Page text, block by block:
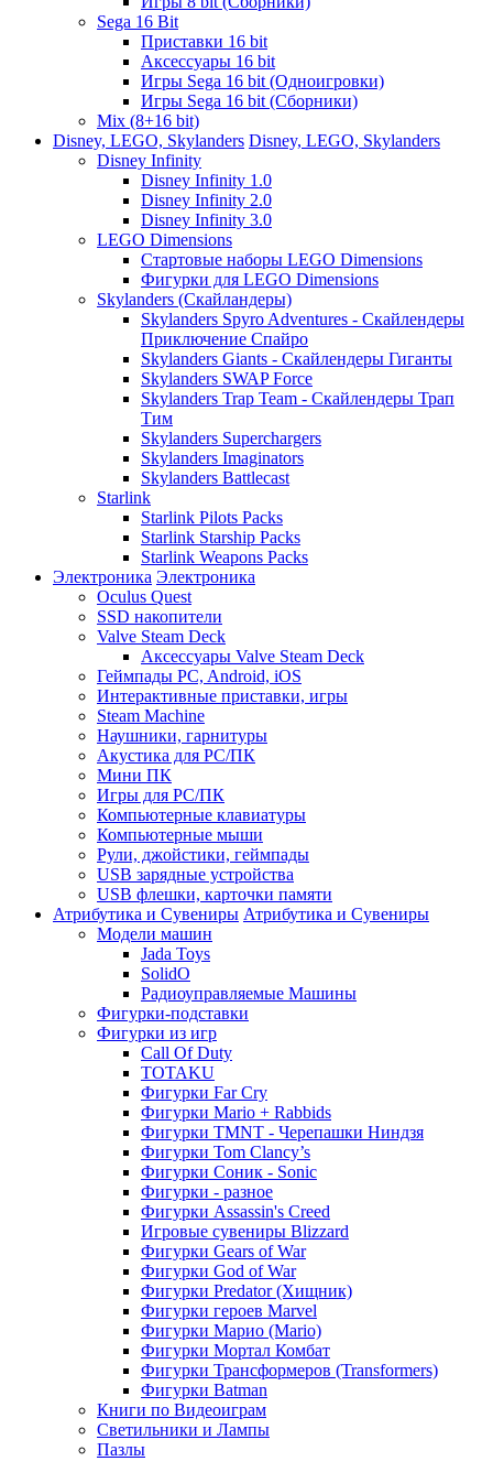
Sega 16 Bit
Приставки 16 bit
Аксессуары 16 bit
Игры Sega 16 bit (Одноигровки)
Игры Sega 16 bit (Сборники)
Mix (8+16 bit)
Disney, LEGO, Skylanders Disney, LEGO, Skylanders
Disney Infinity
Disney Infinity 1.0
Disney Infinity 2.0
Disney Infinity 3.0
LEGO Dimensions
Стартовые наборы LEGO Dimensions
Фигурки для LEGO Dimensions
Skylanders (Скайландеры)
Skylanders Spyro Adventures - Скайлендеры
Приключение Спайро
Skylanders Giants - Скайлендеры Гиганты
Skylanders SWAP Force
Skylanders Trap Team - Скайлендеры Трап
Тим
Skylanders Superchargers
Skylanders Imaginators
Skylanders Battlecast
Starlink
Starlink Pilots Packs
Starlink Starship Packs
Starlink Weapons Packs
Электроника Электроника
Oculus Quest
SSD накопители
Valve Steam Deck
Аксессуары Valve Steam Deck
Геймпады PC, Android, iOS
Интерактивные приставки, игры
Steam Machine
Наушники, гарнитуры
Акустика для PC/ПК
Мини ПК
Игры для PC/ПК
Компьютерные клавиатуры
Компьютерные мыши
Рули, джойстики, геймпады
USB зарядные устройства
USB флешки, карточки памяти
Атрибутика и Сувениры Атрибутика и Сувениры
Модели машин
Jada Toys
SolidO
Радиоуправляемые Машины
Фигурки-подставки
Фигурки из игр
Call Of Duty
TOTAKU
Фигурки Far Cry
Фигурки Mario + Rabbids
Фигурки TMNT - Черепашки Ниндзя
Фигурки Tom Clancy’s
Фигурки Соник - Sonic
Фигурки - разное
Фигурки Assassin's Creed
Игровые сувениры Blizzard
Фигурки Gears of War
Фигурки God of War
Фигурки Predator (Хищник)
Фигурки героев Marvel
Фигурки Марио (Mario)
Фигурки Мортал Комбат
Фигурки Трансформеров (Transformers)
Фигурки Batman
Книги по Видеоиграм
Светильники и Лампы
Пазлы